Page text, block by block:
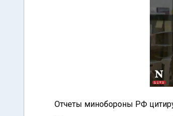
Отчеты минобороны РФ